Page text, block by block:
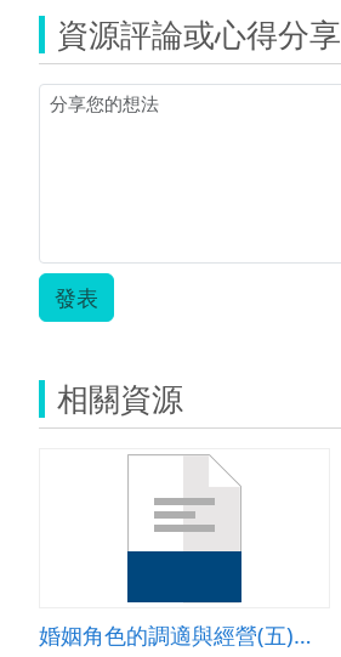
資源評論或心得分享
發表
相關資源
婚姻角色的調適與經營(五)情感支持篇教案